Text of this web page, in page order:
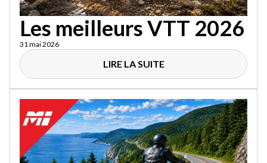
Les meilleurs VTT 2026
31 mai 2026
LIRE LA SUITE